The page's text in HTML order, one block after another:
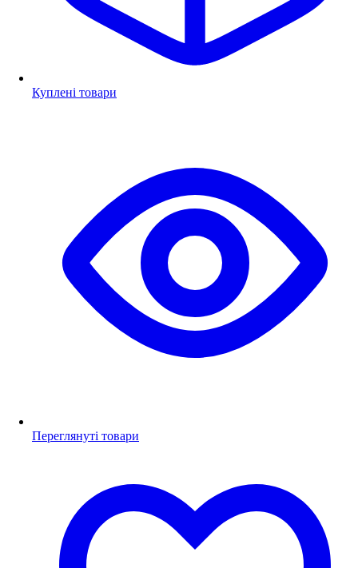
Куплені товари
Переглянуті товари